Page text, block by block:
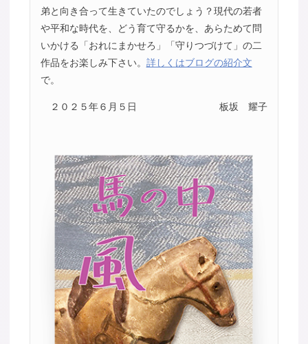
弟と向き合って生きていたのでしょう？現代の若者
や平和な時代を、どう育て守るかを、あらためて問
いかける「おれにまかせろ」「守りつづけて」の二
作品をお楽しみ下さい。 詳しくはブログの紹介文
で。
２０２５年６月５日 板坂 耀子